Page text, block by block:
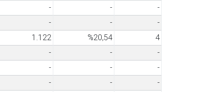
- -
-
- -
-
1.122 %20,54
4
- -
-
- -
-
- -
-